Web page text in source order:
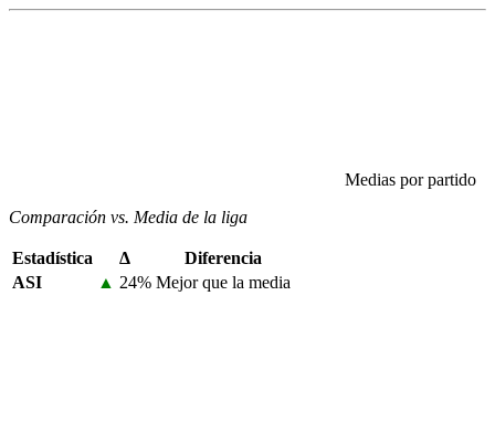
Medias por partido
Comparación vs. Media de la liga
Estadística Δ
Diferencia
ASI
▲ 24% Mejor que la media